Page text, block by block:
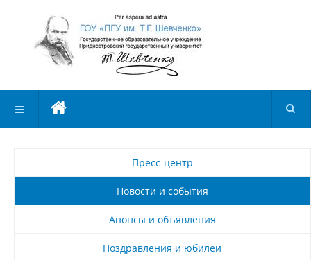
Пресс-центр
Новости и события
Анонсы и объявления
Поздравления и юбилеи